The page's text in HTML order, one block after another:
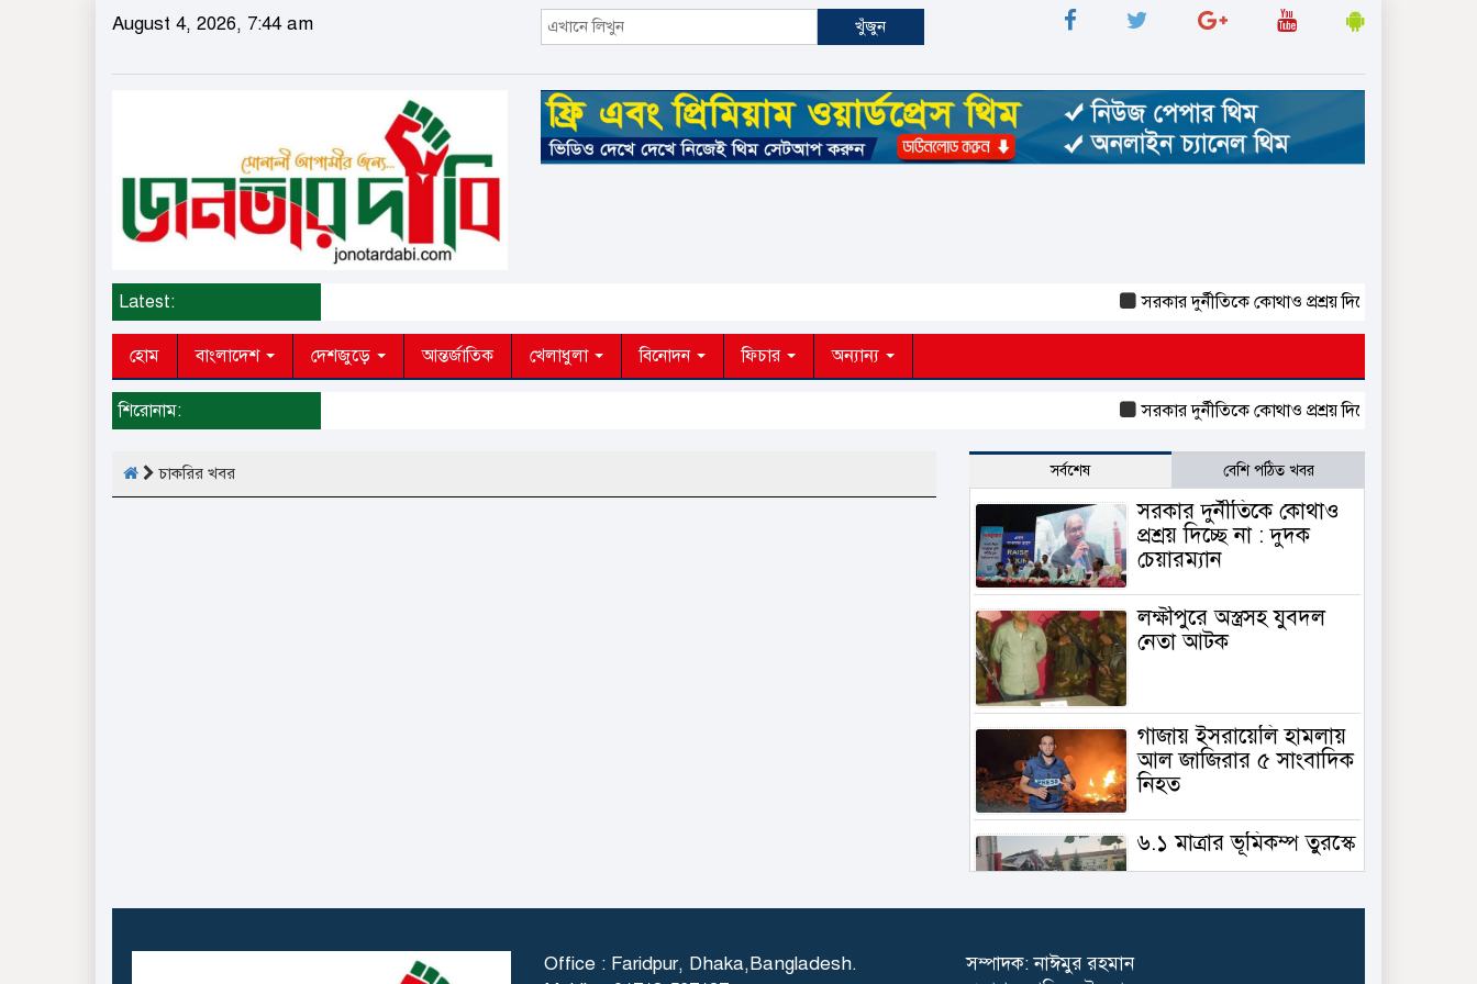
August 4, 2026, 7:44 am খুঁজুন
Latest: সরকার দুর্নীতিকে কোথাও প্রশ্রয় দিচ্ছে না : দুদক
হোম বাংলাদেশ দেশজুড়ে আন্তর্জাতিক খেলাধুলা বিনোদন ফিচার অন্যান্য
শিরোনাম: সরকার দুর্নীতিকে কোথাও প্রশ্রয় দিচ্ছে না : দুদক
চাকরির খবর সর্বশেষ বেশি পঠিত খবর
সরকার দুর্নীতিকে কোথাও
প্রশ্রয় দিচ্ছে না : দুদক
চেয়ারম্যান
লক্ষীপুরে অস্ত্রসহ যুবদল
নেতা আটক
গাজায় ইসরায়েলি হামলায়
আল জাজিরার ৫ সাংবাদিক
নিহত
৬.১ মাত্রার ভূমিকম্প তুরস্কে
Office : Faridpur, Dhaka,Bangladesh.
সম্পাদক: নাঈমুর রহমান